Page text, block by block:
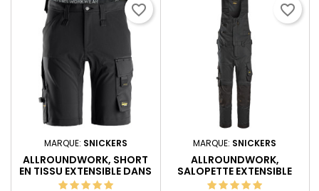
MARQUE: SNICKERS
ALLROUNDWORK, SHORT
EN TISSU EXTENSIBLE DANS
4 DIRECTIONS
favorite_border
MARQUE: SNICKERS
ALLROUNDWORK,
SALOPETTE EXTENSIBLE
favorite_border